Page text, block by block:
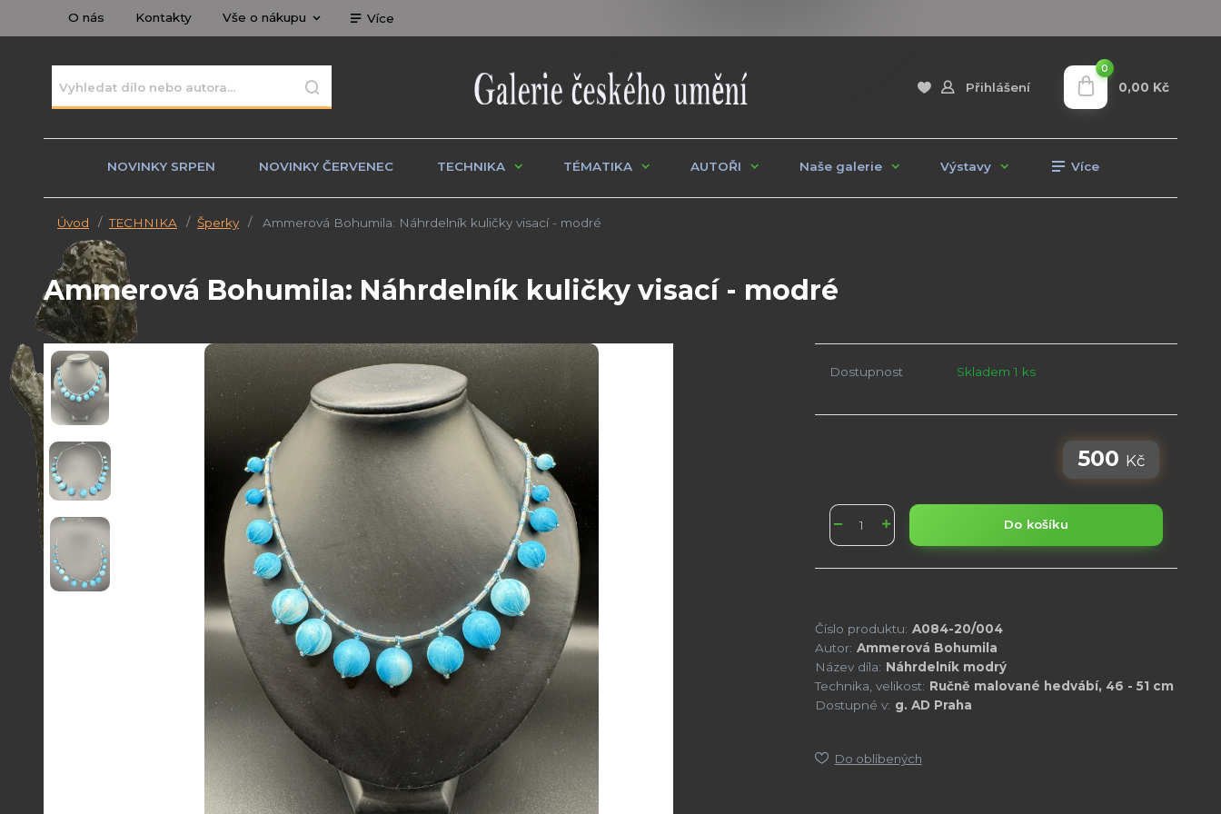
O nás Kontakty Vše o nákupu Více
Přihlášení
0
0,00 Kč
NOVINKY SRPEN NOVINKY ČERVENEC TECHNIKA TÉMATIKA AUTOŘI Naše galerie Výstavy Více
Úvod TECHNIKA Šperky Ammerová Bohumila: Náhrdelník kuličky visací - modré
Ammerová Bohumila: Náhrdelník kuličky visací - modré
Dostupnost Skladem 1 ks
500 Kč
Do košíku
Číslo produktu: A084-20/004
Autor: Ammerová Bohumila
Název díla: Náhrdelník modrý
Technika, velikost: Ručně malované hedvábí, 46 - 51 cm
Dostupné v: g. AD Praha
Do oblíbených